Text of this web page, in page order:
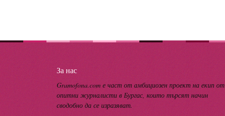
За нас
Gramofona.com е част от амбициозен проект на екип от
опитни журналисти в Бургас, които търсят начин
сводобно да се изразяват.